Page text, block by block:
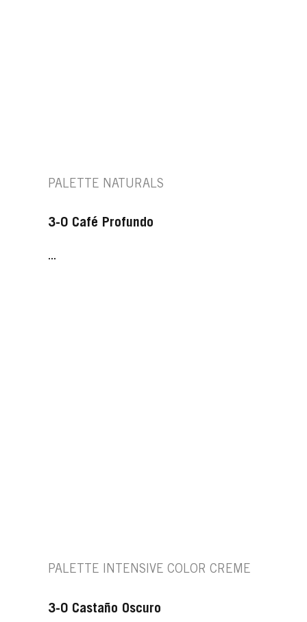
PALETTE NATURALS
3-0 Café Profundo
...
PALETTE INTENSIVE COLOR CREME
3-0 Castaño Oscuro